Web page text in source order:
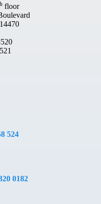
floor
524
0182